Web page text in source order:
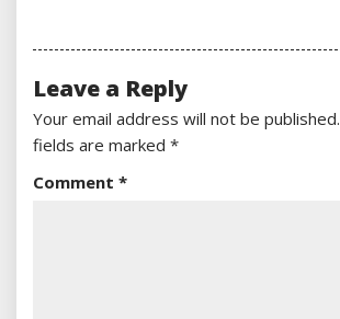
Leave a Reply
Your email address will not be published.
fields are marked *
Comment *